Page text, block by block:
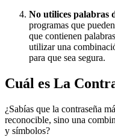
No utilices palabras
programas que
que contienen
utilizar una
para que sea segura.
Cuál es La
¿Sabías que la contraseña
reconocible, sino una
y símbolos?